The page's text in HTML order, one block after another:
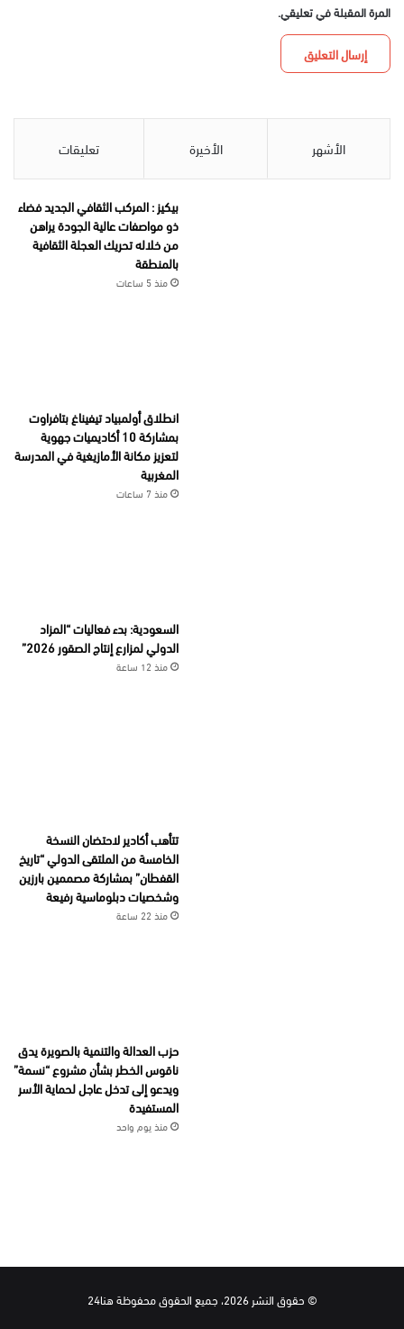
المرة المقبلة في تعليقي.
الأشهر الأخيرة تعليقات
بيكيز : المركب الثقافي الجديد فضاء
ذو مواصفات عالية الجودة يراهن
من خلاله تحريك العجلة الثقافية
بالمنطقة
منذ 5 ساعات
انطلاق أولمبياد تيفيناغ بتافراوت
بمشاركة 10 أكاديميات جهوية
لتعزيز مكانة الأمازيغية في المدرسة
المغربية
منذ 7 ساعات
السعودية: بدء فعاليات “المزاد
الدولي لمزارع إنتاج الصقور 2026”
منذ 12 ساعة
تتأهب أكادير لاحتضان النسخة
الخامسة من الملتقى الدولي “تاريخ
القفطان” بمشاركة مصممين بارزين
وشخصيات دبلوماسية رفيعة
منذ 22 ساعة
حزب العدالة والتنمية بالصويرة يدق
ناقوس الخطر بشأن مشروع “نسمة”
ويدعو إلى تدخل عاجل لحماية الأسر
المستفيدة
منذ يوم واحد
© حقوق النشر 2026، جميع الحقوق محفوظة هنا24